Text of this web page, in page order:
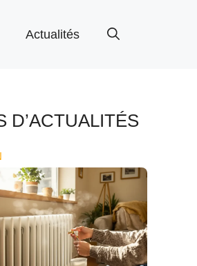
Actualités
D’ACTUALITÉS